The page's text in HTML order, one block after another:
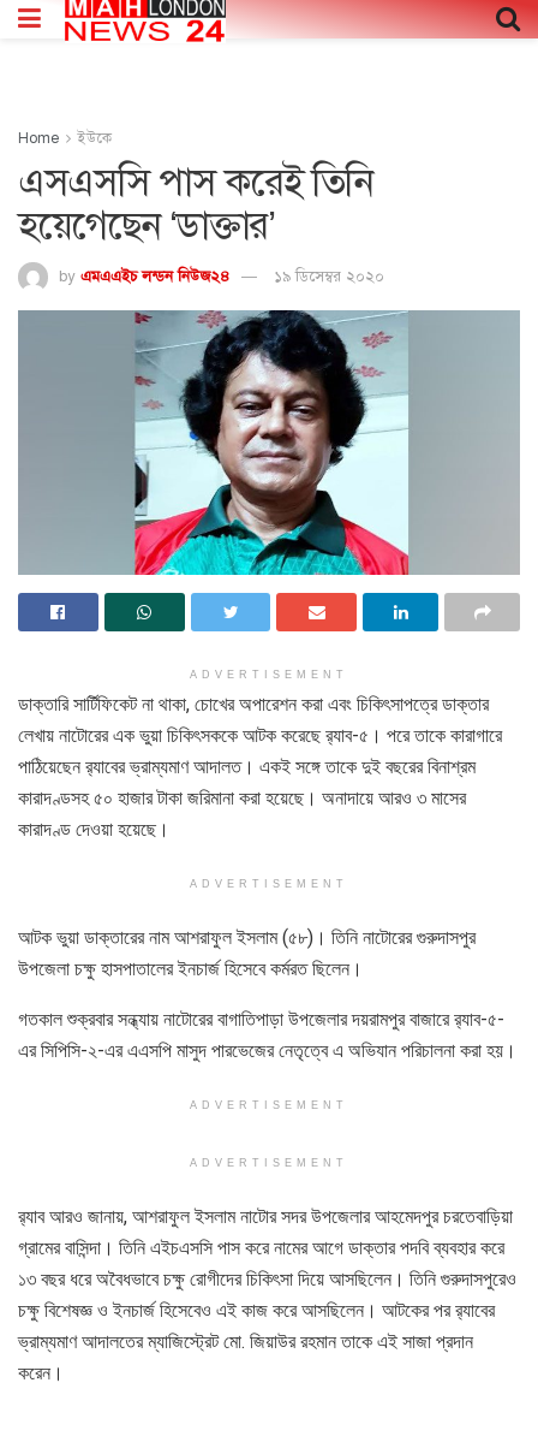
Home ইউকে
এসএসসি পাস করেই তিনি
হয়েগেছেন ‘ডাক্তার’
by এমএএইচ লন্ডন নিউজ২৪ ১৯ ডিসেম্বর ২০২০
ADVERTISEMENT
ডাক্তারি সার্টিফিকেট না থাকা, চোখের অপারেশন করা এবং চিকিৎসাপত্রে ডাক্তার
লেখায় নাটোরের এক ভুয়া চিকিৎসককে আটক করেছে র‌্যাব-৫। পরে তাকে কারাগারে
পাঠিয়েছেন র‌্যাবের ভ্রাম্যমাণ আদালত। একই সঙ্গে তাকে দুই বছরের বিনাশ্রম
কারাদণ্ডসহ ৫০ হাজার টাকা জরিমানা করা হয়েছে। অনাদায়ে আরও ৩ মাসের
কারাদণ্ড দেওয়া হয়েছে।
ADVERTISEMENT
আটক ভুয়া ডাক্তারের নাম আশরাফুল ইসলাম (৫৮)। তিনি নাটোরের গুরুদাসপুর
উপজেলা চক্ষু হাসপাতালের ইনচার্জ হিসেবে কর্মরত ছিলেন।
গতকাল শুক্রবার সন্ধ্যায় নাটোরের বাগাতিপাড়া উপজেলার দয়রামপুর বাজারে র‌্যাব-৫-
এর সিপিসি-২-এর এএসপি মাসুদ পারভেজের নেতৃত্বে এ অভিযান পরিচালনা করা হয়।
ADVERTISEMENT
ADVERTISEMENT
র‌্যাব আরও জানায়, আশরাফুল ইসলাম নাটোর সদর উপজেলার আহমেদপুর চরতেবাড়িয়া
গ্রামের বাসিন্দা। তিনি এইচএসসি পাস করে নামের আগে ডাক্তার পদবি ব্যবহার করে
১৩ বছর ধরে অবৈধভাবে চক্ষু রোগীদের চিকিৎসা দিয়ে আসছিলেন। তিনি গুরুদাসপুরেও
চক্ষু বিশেষজ্ঞ ও ইনচার্জ হিসেবেও এই কাজ করে আসছিলেন। আটকের পর র‌্যাবের
ভ্রাম্যমাণ আদালতের ম্যাজিস্ট্রেট মো. জিয়াউর রহমান তাকে এই সাজা প্রদান
করেন।